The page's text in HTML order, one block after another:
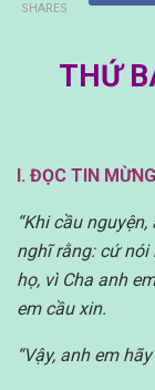
SHARES
THỨ
I. ĐỌC TIN
“Khi cầu
nghĩ rằng: cứ
họ, vì Cha anh
em cầu xin.
“Vậy, anh em